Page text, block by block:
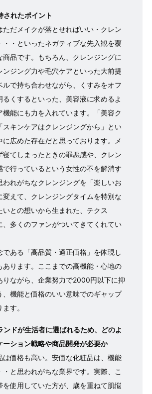
れたポイント
ただメイクが落とせればいい・クレン
・・といったネガティブな先入観を覆
商品です。もちろん、クレンジングに
ンジング力や毛穴ケアといった大前提
ルで持ち合わせながら、くすみをオフ
るくするといった、美容液に求めるよ
機能にも力を入れています。「美容ク
スキンケアはクレンジングから」とい
に広めた存在だと思っております。メ
寝てしまったときの罪悪感や、クレン
で行っているという女性の不を解消す
われがちなクレンジングを「楽しいお
変えて、クレンジングタイムを特別な
いとの想いから生まれた、テクス
、多くのファンがついてきてくれてい
である「高品質・適正価格」を体現し
あります。ここまでの高機能・心地の
りながら、企業努力で2000円以下に抑
、機能と価格のいい意味でのギャップ
す。
ドが生活者に選ばれるため、どのよ
ーション戦略や商品開発が必要か
は価格も高い。安価な化粧品は、機能
・と思われがちな業界です。実際、こ
を使用していた方が、歳を重ねて肌悩